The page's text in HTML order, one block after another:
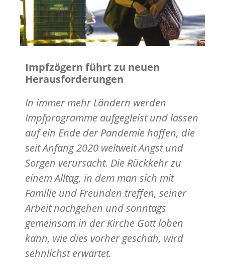
Impfzögern führt zu neuen
Herausforderungen
In immer mehr Ländern werden
Impfprogramme aufgegleist und lassen
auf ein Ende der Pandemie hoffen, die
seit Anfang 2020 weltweit Angst und
Sorgen verursacht. Die Rückkehr zu
einem Alltag, in dem man sich mit
Familie und Freunden treffen, seiner
Arbeit nachgehen und sonntags
gemeinsam in der Kirche Gott loben
kann, wie dies vorher geschah, wird
sehnlichst erwartet.